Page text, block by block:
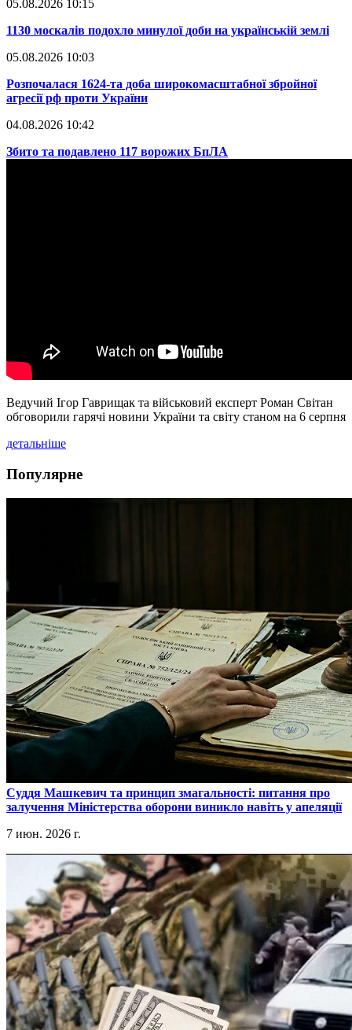
05.08.2026 10:15
​1130 москалів подохло минулої доби на українській землі
05.08.2026 10:03
​Розпочалася 1624-та доба широкомасштабної збройної
агресії рф проти України
04.08.2026 10:42
​Збито та подавлено 117 ворожих БпЛА
Ведучий Ігор Гаврищак та військовий експерт Роман Світан
обговорили гарячі новини України та світу станом на 6 серпня
детальніше
Популярне
​Суддя Машкевич та принцип змагальності: питання про
залучення Міністерства оборони виникло навіть у апеляції
7 июн. 2026 г.